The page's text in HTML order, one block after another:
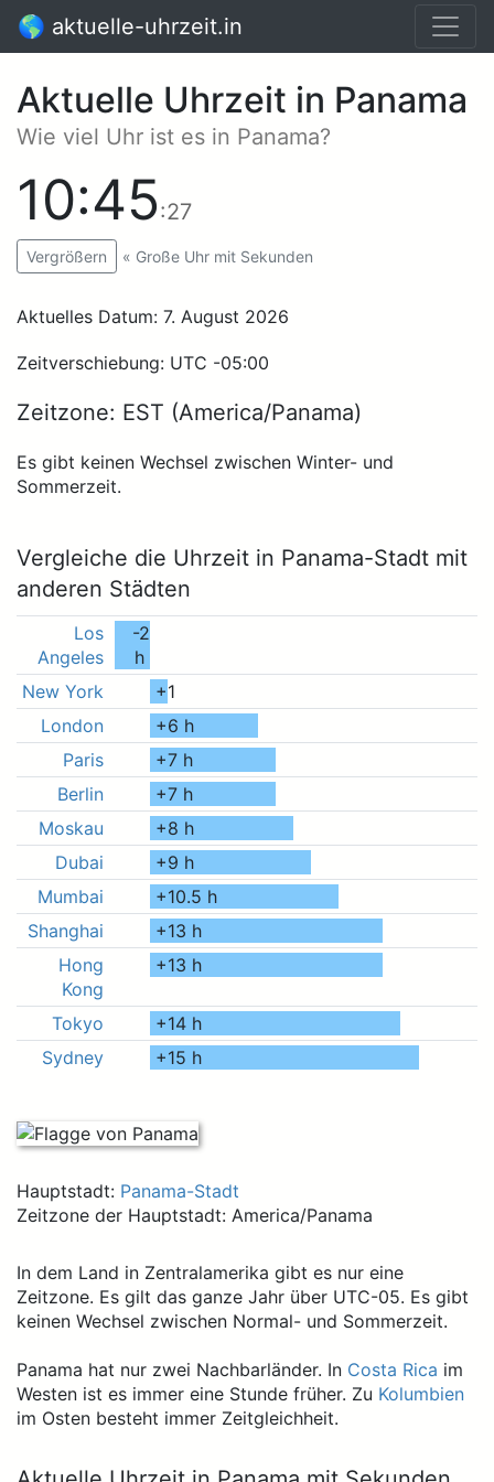
🌎 aktuelle-uhrzeit.in
Aktuelle Uhrzeit in Panama
Wie viel Uhr ist es in Panama?
10:45:27
Vergrößern « Große Uhr mit Sekunden
Aktuelles Datum: 7. August 2026
Zeitverschiebung: UTC -05:00
Zeitzone: EST (America/Panama)
Es gibt keinen Wechsel zwischen Winter- und
Sommerzeit.
Vergleiche die Uhrzeit in Panama-Stadt mit
anderen Städten
Los
Angeles
-2
h
New York
+1
London
+6 h
Paris
+7 h
Berlin
+7 h
Moskau
+8 h
Dubai
+9 h
Mumbai
+10.5 h
Shanghai
+13 h
Hong
Kong
+13 h
Tokyo +14 h
Sydney
+15 h
Hauptstadt: Panama-Stadt
Zeitzone der Hauptstadt: America/Panama
In dem Land in Zentralamerika gibt es nur eine
Zeitzone. Es gilt das ganze Jahr über UTC-05. Es gibt
keinen Wechsel zwischen Normal- und Sommerzeit.
Panama hat nur zwei Nachbarländer. In Costa Rica im
Westen ist es immer eine Stunde früher. Zu Kolumbien
im Osten besteht immer Zeitgleichheit.